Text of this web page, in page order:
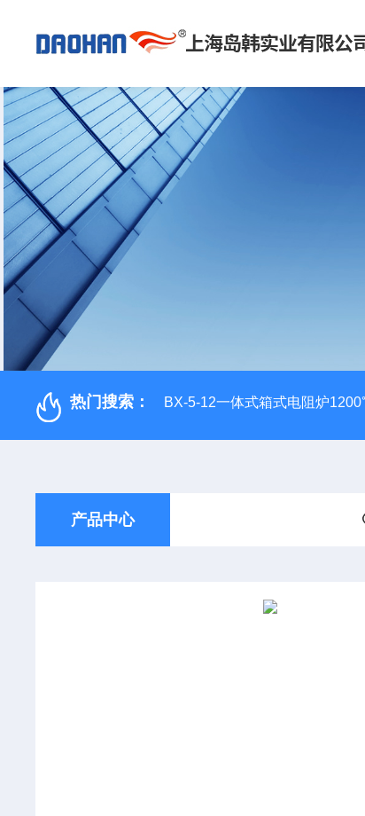
热门搜索： BX-5-12一体式箱式电阻炉
产品中心